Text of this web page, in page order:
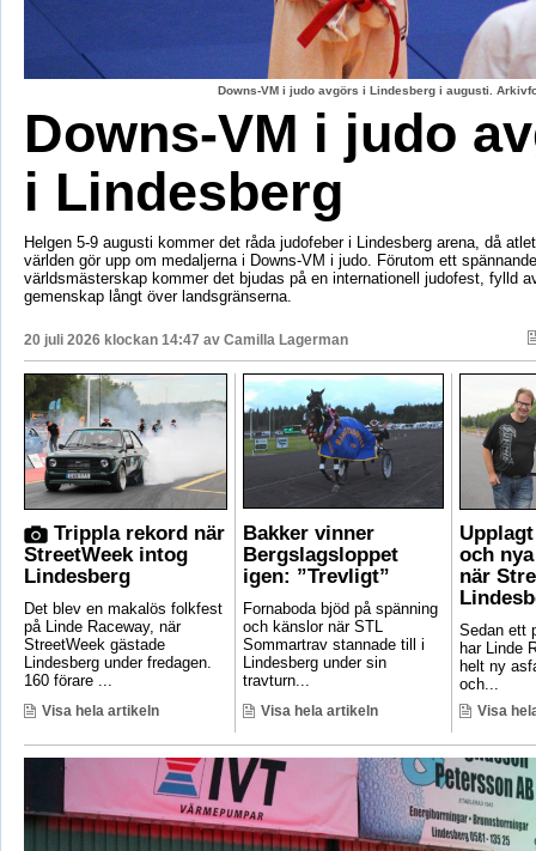
Downs-VM i judo avgörs i Lindesberg i augusti.
Downs-VM i judo
i Lindesberg
Helgen 5-9 augusti kommer det råda judofeber i Lindesberg arena, då
världen gör upp om medaljerna i Downs-VM i judo. Förutom ett spännande
världsmästerskap kommer det bjudas på en internationell judofest, fylld
gemenskap långt över landsgränserna.
20 juli 2026 klockan 14:47 av Camilla Lagerman
Trippla rekord när
StreetWeek intog
Lindesberg
Det blev en makalös folkfest
på Linde Raceway, när
StreetWeek gästade
Lindesberg under fredagen.
160 förare ...
Visa hela artikeln
Bakker vinner
Bergslagsloppet
igen: ”Trevligt”
Fornaboda bjöd på spänning
och känslor när STL
Sommartrav stannade till i
Lindesberg under sin
travturn...
Visa hela artikeln
och
när
Sedan ett
har Linde
helt ny
och...
Visa